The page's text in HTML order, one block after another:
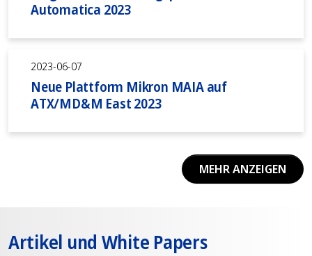
Automatica 2023
2023-06-07
Neue Plattform Mikron MAIA auf
ATX/MD&M East 2023
MEHR ANZEIGEN
Artikel und White Papers